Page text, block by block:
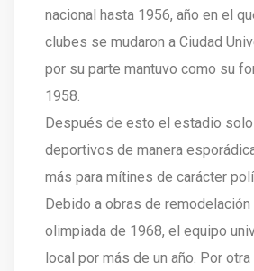
nacional hasta 1956, año en el
clubes se mudaron a Ciudad
por su parte mantuvo como su
1958.
Después de esto el estadio
deportivos de manera
más para mítines de carácter
Debido a obras de remodelación
olimpiada de 1968, el equipo
local por más de un año. Por